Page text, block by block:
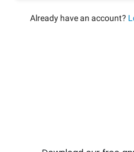
Already have an account?